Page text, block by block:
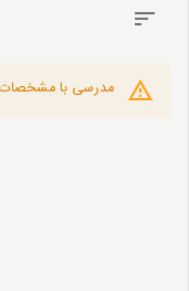
مدرسی با